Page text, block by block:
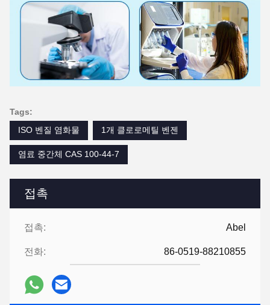
접촉
접촉: Abel
전화: 86-0519-88210855
Tags:
ISO 벤질 염화물
1개 클로로메틸 벤젠
염료 중간체 CAS 100-44-7